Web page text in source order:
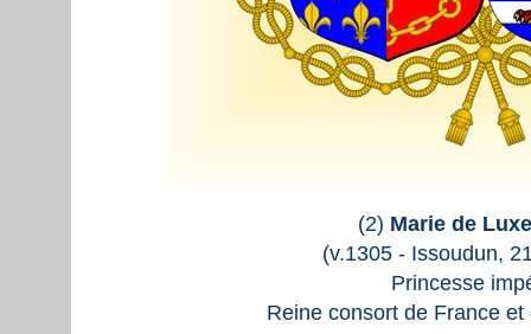
(2) Marie de
(v.1305 - Issoudun,
Princesse
Reine consort de France